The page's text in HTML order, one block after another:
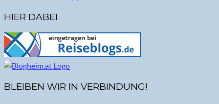
HIER DABEI
BLEIBEN WIR IN VERBINDUNG!